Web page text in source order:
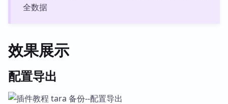
全数据
效果展示
配置导出